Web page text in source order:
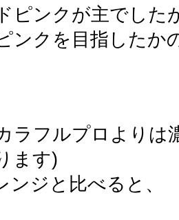
ピンクが主でした
ンクを目指したか
ラフルプロよりは
ます)
ンジと比べると、